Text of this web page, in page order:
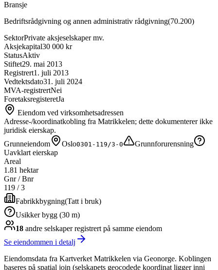
Bransje
Bedriftsrådgivning og annen administrativ rådgivning(70.200)
SektorPrivate aksjeselskaper mv.
Aksjekapital30 000 kr
StatusAktiv
Stiftet29. mai 2013
Registrert1. juli 2013
Vedtektsdato31. juli 2024
MVA-registrertNei
ForetaksregisteretJa
Eiendom ved virksomhetsadressen
Adresse-/koordinatkobling fra Matrikkelen; dette dokumenterer ikke
juridisk eierskap.
Grunneiendom
Oslo0301-119/3-0
Grunnforurensning
Uavklart eierskap
Areal
1.81 hektar
Gnr / Bnr
119 /3
Fabrikkbygning(Tatt i bruk)
Usikker bygg (30 m)
18 andre selskaperregistrert på samme eiendom
Se eiendommen i detalj
Eiendomsdata fra Kartverket Matrikkelen via Geonorge. Koblingen
baseres på spatial join (selskapets geocodede koordinat ligger inni